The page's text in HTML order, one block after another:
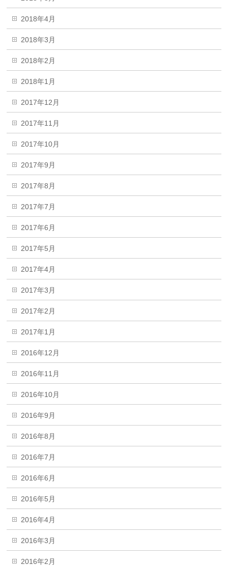
2018年4月
2018年3月
2018年2月
2018年1月
2017年12月
2017年11月
2017年10月
2017年9月
2017年8月
2017年7月
2017年6月
2017年5月
2017年4月
2017年3月
2017年2月
2017年1月
2016年12月
2016年11月
2016年10月
2016年9月
2016年8月
2016年7月
2016年6月
2016年5月
2016年4月
2016年3月
2016年2月